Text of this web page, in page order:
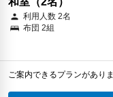
利用人数 2名
布団 2組
ご案内できるプランがあり